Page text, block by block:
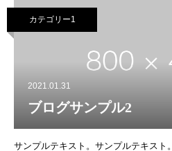
カテゴリー1
2021.01.31
ブログサンプル2
サンプルテキスト。サンプルテキスト。